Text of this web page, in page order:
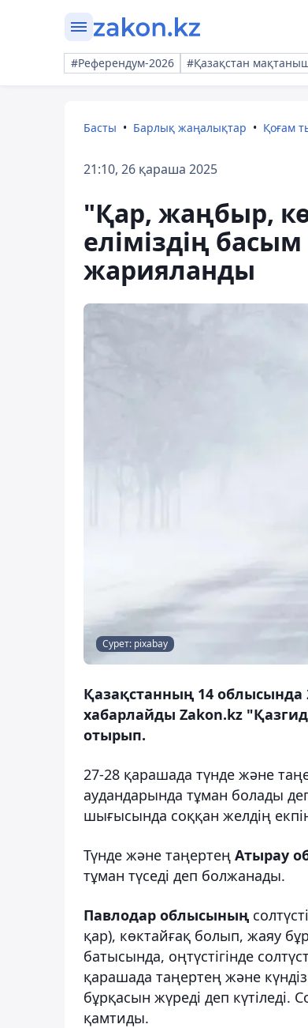
#Референдум-2026 #Қазақстан
Басты Барлық жаңалықтар Қоғам
21:10, 26 қараша 2025
"Қар, жаңбыр,
еліміздің
жарияланды
Сурет: pixabay
Қазақстанның 14
хабарлайды Zakon.kz
отырып.
27-28 қарашада түнде және
аудандарында тұман болады
шығысында соққан желдің
Түнде және таңертең Атырау
тұман түседі деп болжанады.
Павлодар облысының
қар), көктайғақ болып, жаяу
батысында, оңтүстігінде
қарашада таңертең және
бұрқасын жүреді деп күтіледі.
қамтиды.